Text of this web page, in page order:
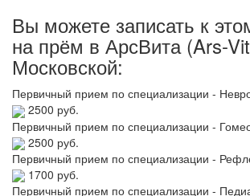
Вы можете записать к
на прём в АрсВита (Ars-
Московской:
Первичный прием по специализации -
2500 руб.
Первичный прием по специализации -
2500 руб.
Первичный прием по специализации -
1700 руб.
Первичный прием по специализации -